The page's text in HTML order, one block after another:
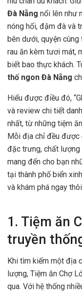
Đà Nẵng nổi lên như
nóng hổi, đậm đà và
bên dưới, quyện
rau ăn kèm tươi mát,
biết bao thực khách.
thố ngon Đà Nẵng
Hiểu được điều đó,
và review chi tiết
nhất, từ những tiệm
Mỗi địa chỉ đều được
đặc trưng, chất lượng
mang đến cho bạn
tại thành phố biển
và khám phá ngay
1. Tiệm ăn
truyền
Khi tìm kiếm một địa
lượng, Tiệm ăn Chợ
qua. Với hệ thống